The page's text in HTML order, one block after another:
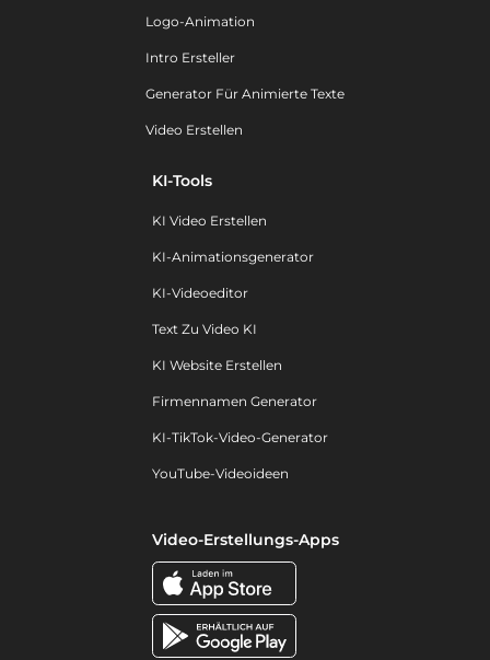
Logo-Animation
Intro Ersteller
Generator Für Animierte Texte
Video Erstellen
KI-Tools
KI Video Erstellen
KI-Animationsgenerator
KI-Videoeditor
Text Zu Video KI
KI Website Erstellen
Firmennamen Generator
KI-TikTok-Video-Generator
YouTube-Videoideen
Video-Erstellungs-Apps